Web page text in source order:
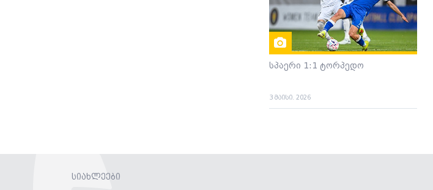
სპაერი 1:1 ტორპედო
3 მაისი. 2026
სიახლეები